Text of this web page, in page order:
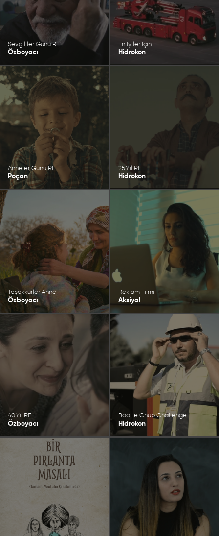
Sevgililer Günü RF
Özboyacı
En İyiler İçin
Hidrokon
Anneler Günü RF
Poçan
25.Yıl RF
Hidrokon
Teşekkürler Anne
Özboyacı
Reklam Filmi
Aksiyal
40.Yıl RF
Özboyacı
Bootle Chup Challenge
Hidrokon